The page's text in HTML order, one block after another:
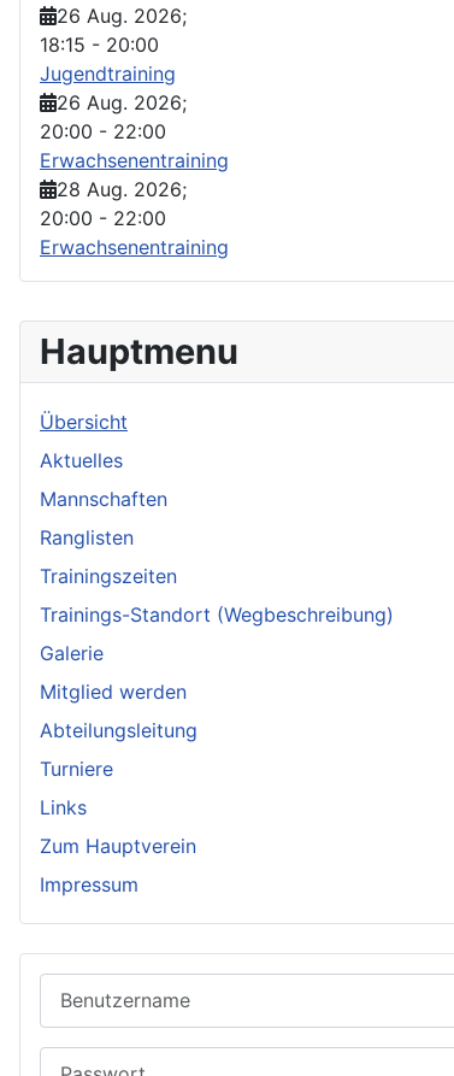
Hauptmenu
Übersicht
Aktuelles
Mannschaften
Ranglisten
Trainingszeiten
Trainings-Standort (Wegbeschreibung)
Galerie
Mitglied werden
Abteilungsleitung
Turniere
Links
Zum Hauptverein
Impressum
26 Aug. 2026;
18:15 - 20:00
Jugendtraining
26 Aug. 2026;
20:00 - 22:00
Erwachsenentraining
28 Aug. 2026;
20:00 - 22:00
Erwachsenentraining